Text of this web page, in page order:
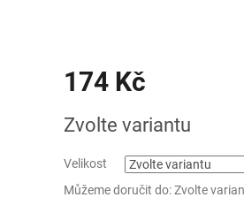
174 Kč
cena:
Zvolte variantu
Velikost
Můžeme doručit do:Zvolte